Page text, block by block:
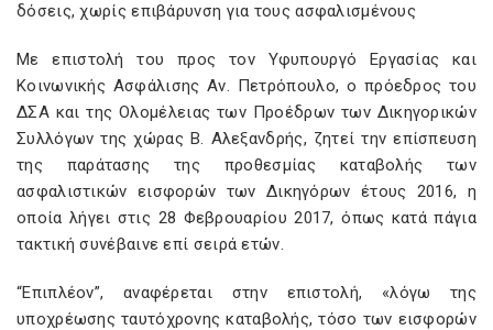
δόσεις, χωρίς επιβάρυνση για τους ασφαλισμένους
Με επιστολή του προς τον Υφυπουργό Εργασίας και
Κοινωνικής Ασφάλισης Αν. Πετρόπουλο, ο πρόεδρος του
ΔΣΑ και της Ολομέλειας των Προέδρων των Δικηγορικών
Συλλόγων της χώρας Β. Αλεξανδρής, ζητεί την επίσπευση
της παράτασης της προθεσμίας καταβολής των
ασφαλιστικών εισφορών των Δικηγόρων έτους 2016, η
οποία λήγει στις 28 Φεβρουαρίου 2017, όπως κατά πάγια
τακτική συνέβαινε επί σειρά ετών.
“Επιπλέον”, αναφέρεται στην επιστολή, «λόγω της
υποχρέωσης ταυτόχρονης καταβολής, τόσο των εισφορών